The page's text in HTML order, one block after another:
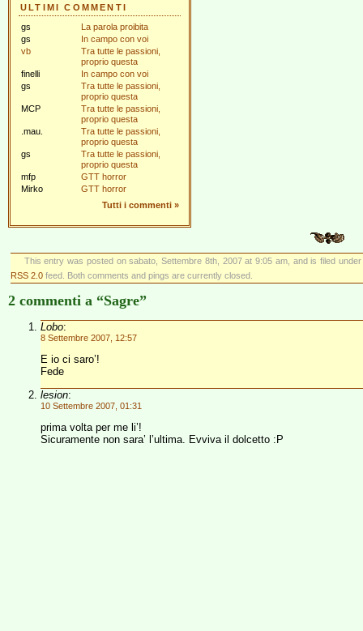
ULTIMI COMMENTI
gs
La parola proibita
gs
In campo con voi
vb
Tra tutte le passioni,
proprio questa
finelli
In campo con voi
gs
Tra tutte le passioni,
proprio questa
MCP
Tra tutte le passioni,
proprio questa
.mau.
Tra tutte le passioni,
proprio questa
gs
Tra tutte le passioni,
proprio questa
mfp
GTT horror
Mirko
GTT horror
Tutti i commenti »
This entry was posted on sabato, Settembre 8th, 2007 at 9:05 am, and is filed
RSS 2.0 feed. Both comments and pings are currently closed.
2 commenti a “Sagre”
Lobo:
8 Settembre 2007, 12:57
E io ci saro’!
Fede
lesion:
10 Settembre 2007, 01:31
prima volta per me li’!
Sicuramente non sara’ l’ultima. Evviva il dolcetto :P